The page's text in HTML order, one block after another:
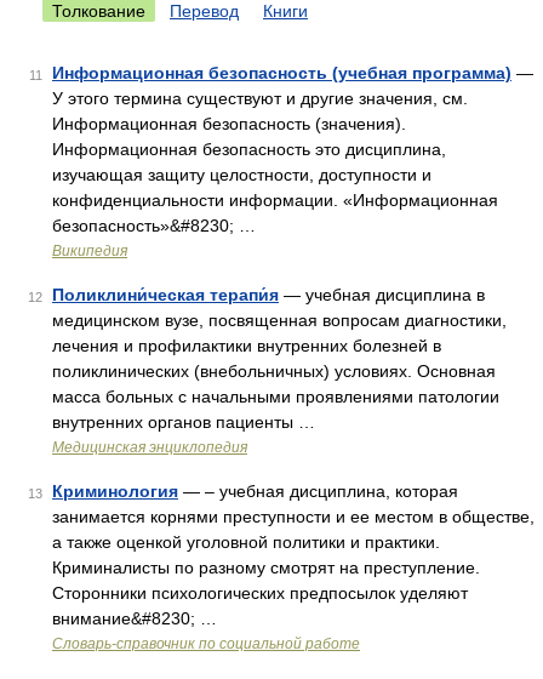
Толкование Перевод Книги
11 Информационная безопасность (учебная программа) —
У этого термина существуют и другие значения, см.
Информационная безопасность (значения).
Информационная безопасность это дисциплина,
изучающая защиту целостности, доступности и
конфиденциальности информации. «Информационная
безопасность»&#8230; …
Википедия
12 Поликлини́ческая терапи́я — учебная дисциплина в
медицинском вузе, посвященная вопросам диагностики,
лечения и профилактики внутренних болезней в
поликлинических (внебольничных) условиях. Основная
масса больных с начальными проявлениями патологии
внутренних органов пациенты …
Медицинская энциклопедия
13 Криминология — – учебная дисциплина, которая
занимается корнями преступности и ее местом в обществе,
а также оценкой уголовной политики и практики.
Криминалисты по разному смотрят на преступление.
Сторонники психологических предпосылок уделяют
внимание&#8230; …
Словарь-справочник по социальной работе